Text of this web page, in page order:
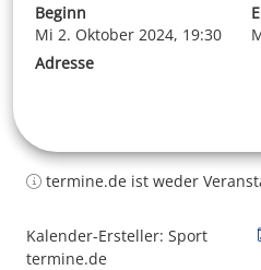
Beginn
Mi 2. Oktober 2024, 19:30
Adresse
termine.de ist weder
Kalender-Ersteller: Sport
termine.de